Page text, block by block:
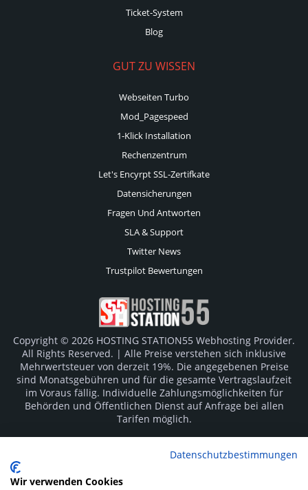
Ticket-System
Blog
GUT ZU WISSEN
Webseiten Turbo
Mod_Pagespeed
1-Klick Installation
Rechenzentrum
Let's Encyrpt SSL-Zertifkate
Datensicherungen
Fragen Und Antworten
SLA & Support
Twitter News
Trustpilot Bewertungen
Copyright © 2026 HOSTING STATION55 Webhosting Provider.
All Rights Reserved. | Alle Preise verstehen sich inklusive
Mehrwertsteuer von derzeit 19%. Die angegebenen Preise
sind Monatsgebühren und für die gesamte Vertragslaufzeit
im Voraus fällig. Individuelle Zahlungsmöglichkeiten für
Behörden und Öffentlichen Dienst auf Anfrage bei allen
Tarifen möglich.
Hersteller. Irrtümer vorbehalten.Datenschutzbestimmungen
Wir verwenden Cookies